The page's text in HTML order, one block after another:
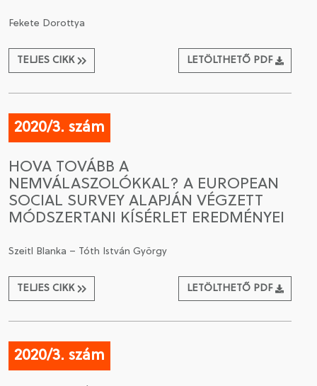
Fekete Dorottya
TELJES CIKK LETÖLTHETŐ PDF
2020/3. szám
HOVA TOVÁBB A
NEMVÁLASZOLÓKKAL? A EUROPEAN
SOCIAL SURVEY ALAPJÁN VÉGZETT
MÓDSZERTANI KÍSÉRLET EREDMÉNYEI
Szeitl Blanka – Tóth István György
TELJES CIKK LETÖLTHETŐ PDF
2020/3. szám